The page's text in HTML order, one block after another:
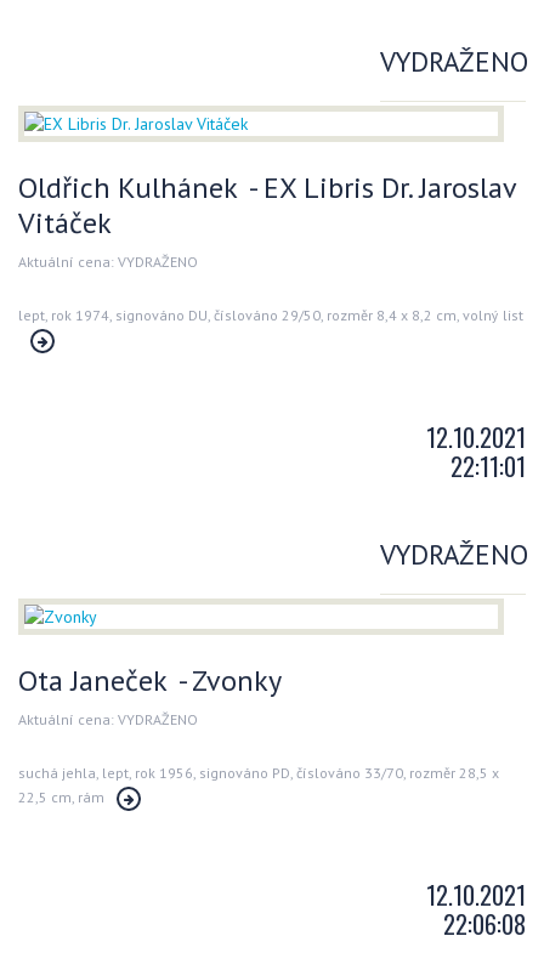
VYDRAŽENO
Oldřich Kulhánek - EX Libris Dr. Jaroslav
Vitáček
Aktuální cena: VYDRAŽENO
lept, rok 1974, signováno DU, číslováno 29/50, rozměr 8,4 x 8,2 cm, volný list
12.10.2021
22:11:01
VYDRAŽENO
Ota Janeček - Zvonky
Aktuální cena: VYDRAŽENO
suchá jehla, lept, rok 1956, signováno PD, číslováno 33/70, rozměr 28,5 x
22,5 cm, rám
12.10.2021
22:06:08